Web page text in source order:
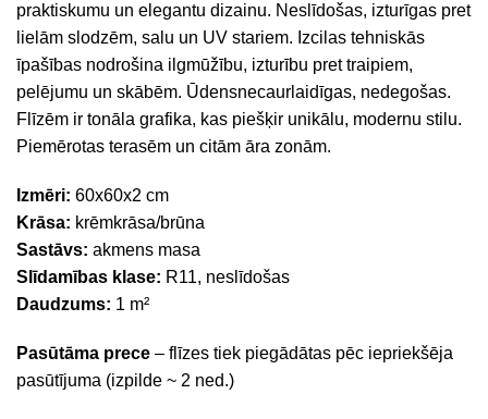
praktiskumu un elegantu dizainu. Neslīdošas, izturīgas pret
lielām slodzēm, salu un UV stariem. Izcilas tehniskās
īpašības nodrošina ilgmūžību, izturību pret traipiem,
pelējumu un skābēm. Ūdensnecaurlaidīgas, nedegošas.
Flīzēm ir tonāla grafika, kas piešķir unikālu, modernu stilu.
Piemērotas terasēm un citām āra zonām.
Izmēri: 60x60x2 cm
Krāsa: krēmkrāsa/brūna
Sastāvs: akmens masa
Slīdamības klase: R11, neslīdošas
Daudzums: 1 m²
Pasūtāma prece – flīzes tiek piegādātas pēc iepriekšēja
pasūtījuma (izpilde ~ 2 ned.)